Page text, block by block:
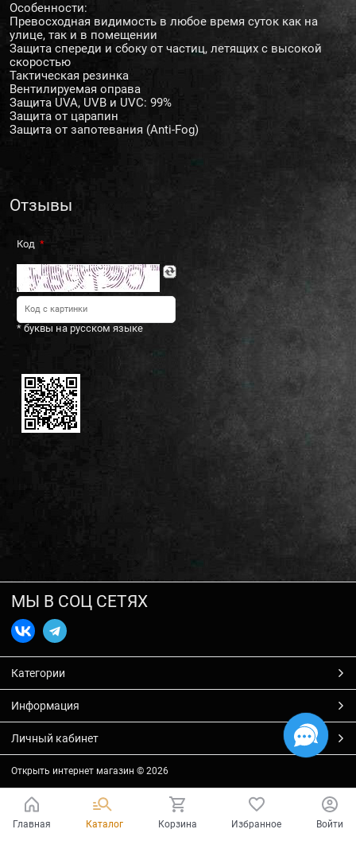
Особенности:
Превосходная видимость в любое время суток как на
улице, так и в помещении
Защита спереди и сбоку от частиц, летящих с высокой
скоростью
Тактическая резинка
Вентилируемая оправа
Защита UVA, UVB и UVC: 99%
Защита от царапин
Защита от запотевания (Anti-Fog)
Отзывы
Код
* буквы на русском языке
МЫ В СОЦ СЕТЯХ
Категории
Информация
Личный кабинет
Открыть интернет магазин © 2026
Главная Каталог Корзина Избранное Войти